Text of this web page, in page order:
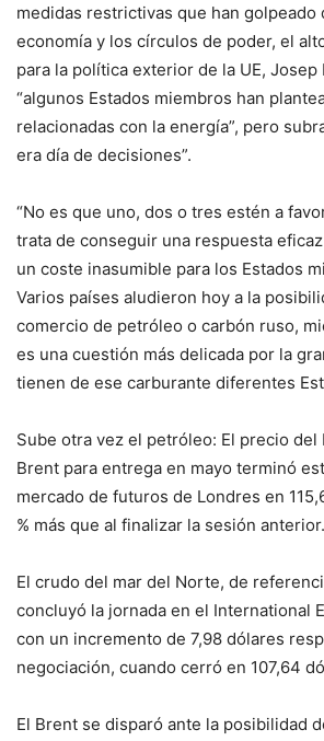
medidas restrictivas que han golpeado
economía y los círculos de poder, el
para la política exterior de la UE,
“algunos Estados miembros han
relacionadas con la energía”, pero
era día de decisiones”.
“No es que uno, dos o tres estén a
trata de conseguir una respuesta
un coste inasumible para los Estados
Varios países aludieron hoy a la
comercio de petróleo o carbón ruso,
es una cuestión más delicada por la
tienen de ese carburante diferentes
Sube otra vez el petróleo: El precio
Brent para entrega en mayo terminó
mercado de futuros de Londres en
% más que al finalizar la sesión anterior.
El crudo del mar del Norte, de
concluyó la jornada en el International
con un incremento de 7,98 dólares
negociación, cuando cerró en 107,64
El Brent se disparó ante la posibilidad